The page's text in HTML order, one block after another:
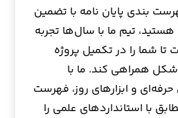
بندی پایان نامه با تضمین
تیم ما با سال‌ها تجربه
تا شما را در تکمیل پروژه
همراهی کند. ما با
و ابزارهای روز، فهرست
با استانداردهای علمی را